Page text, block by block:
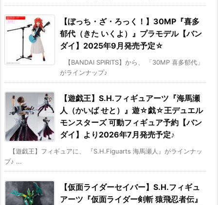
【ぼっち・ざ・ろっく！】30MP『喜多
郁代（きた いくよ）』プラモデル【バン
ダイ】2025年9月発売予定☆
【BANDAI SPIRITS】から、 「30MP 喜多郁代」
がラインナップ♪
【遊戯王】S.H.フィギュアーツ『海馬瀬
人（かいば せと）』遊☆戯☆王デュエル
モンスターズ 可動フィギュア予約【バン
ダイ】より2026年7月発売予定♪
【遊戯王】フィギュアに、 『S.H.Figuarts 海馬瀬人』がラインナッ
プ♪ ...
【仮面ライダーセイバー】S.H.フィギュ
アーツ『仮面ライダー剣斬 猿飛忍者伝』